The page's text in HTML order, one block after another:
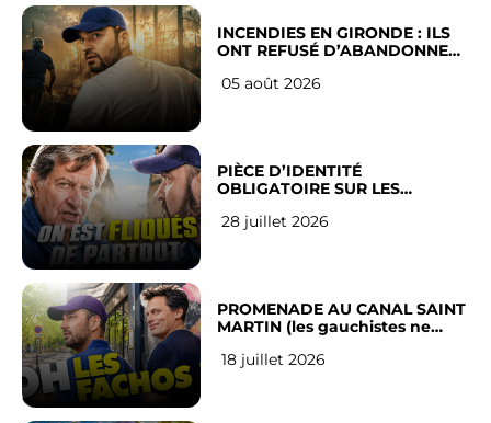
INCENDIES EN GIRONDE : ILS
ONT REFUSÉ D’ABANDONNER
05 août 2026
PIÈCE D’IDENTITÉ
OBLIGATOIRE SUR LES
Français
28 juillet 2026
PROMENADE AU CANAL SAINT
MARTIN (les gauchistes ne
18 juillet 2026